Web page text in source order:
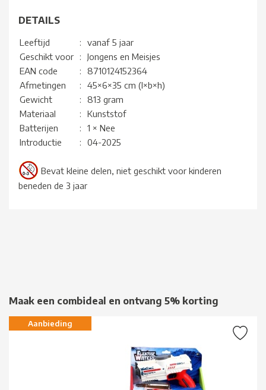
DETAILS
Leeftijd :
vanaf 5 jaar
Geschikt voor
:
Jongens en Meisjes
EAN code
:
8710124152364
Afmetingen
:
45×6×35 cm (l×b×h)
Gewicht
:
813 gram
Materiaal
:
Kunststof
Batterijen
:
1 × Nee
Introductie
: 04-2025
Bevat kleine delen, niet geschikt voor kinderen
beneden de 3 jaar
Maak een combideal en ontvang 5% korting
Aanbieding